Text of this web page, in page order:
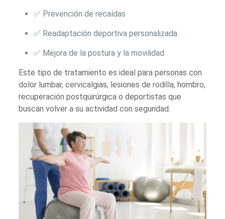
✅ Prevención de recaídas
✅ Readaptación deportiva personalizada
✅ Mejora de la postura y la movilidad
Este tipo de tratamiento es ideal para personas con
dolor lumbar, cervicalgias, lesiones de rodilla, hombro,
recuperación postquirúrgica o deportistas que
buscan volver a su actividad con seguridad.